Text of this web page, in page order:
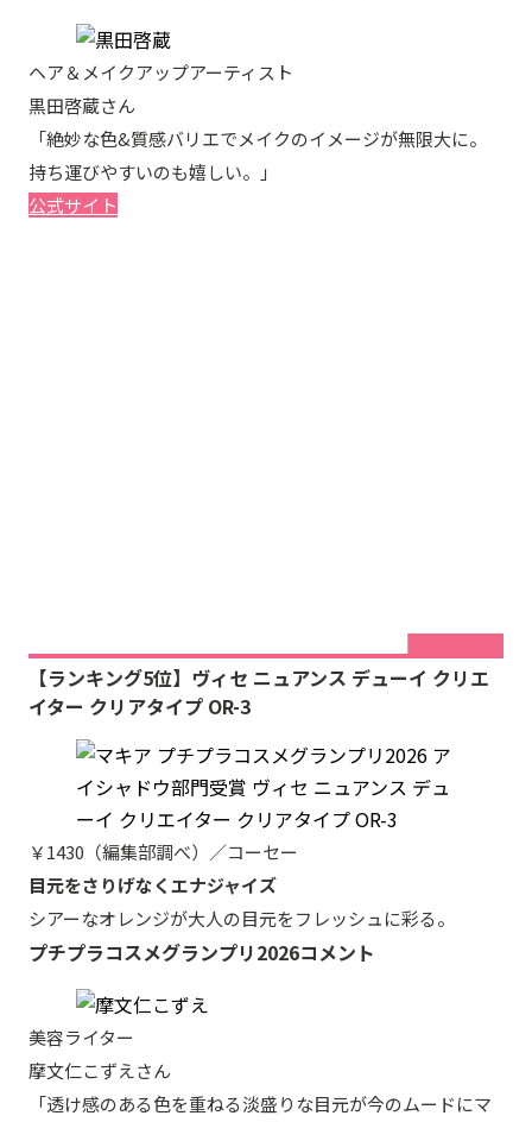
ヘア＆メイクアップアーティスト
黒田啓蔵さん
「絶妙な色&質感バリエでメイクのイメージが無限大に。
持ち運びやすいのも嬉しい。」
公式サイト
【ランキング5位】ヴィセ ニュアンス デューイ クリエ
イター クリアタイプ OR-3
￥1430（編集部調べ）／コーセー
目元をさりげなくエナジャイズ
シアーなオレンジが大人の目元をフレッシュに彩る。
プチプラコスメグランプリ2026コメント
美容ライター
摩文仁こずえさん
「透け感のある色を重ねる淡盛りな目元が今のムードにマ